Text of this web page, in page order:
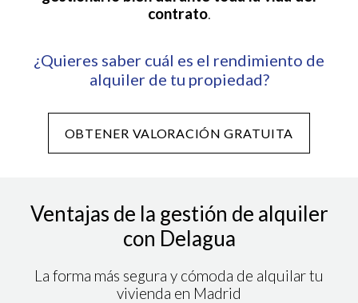
contrato.
¿Quieres saber cuál es el rendimiento de
alquiler de tu propiedad?
OBTENER VALORACIÓN GRATUITA
Ventajas de la gestión de alquiler
con Delagua
La forma más segura y cómoda de alquilar tu
vivienda en Madrid